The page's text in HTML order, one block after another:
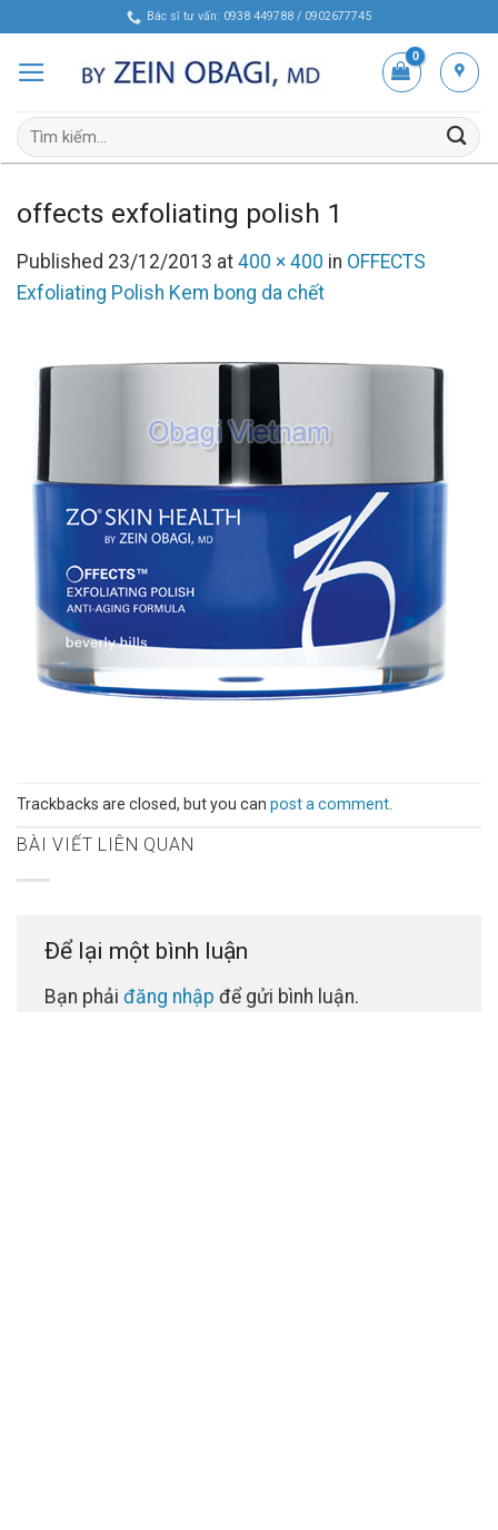
content
Bác sĩ tư vấn: 0938 449788 / 0902677745
Tìm
kiếm:
offects exfoliating polish 1
Published 23/12/2013 at 400 × 400 in OFFECTS
Exfoliating Polish Kem bong da chết
Trackbacks are closed, but you can post a comment
BÀI VIẾT LIÊN QUAN
Để lại một bình luận
Bạn phải đăng nhập để gửi bình luận.